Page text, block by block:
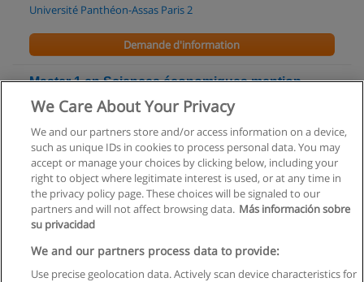
Université Panthéon-Assas Paris 2
Demande d'information
Master 1 en Sciences économiques mention
Economie managériale et industrielle
Demande d'information
Règles d'utilisation
Confidentialité des données
We Care About Your Privacy
We and our partners store and/or access information on a device,
such as unique IDs in cookies to process personal data. You may
accept or manage your choices by clicking below, including your
right to object where legitimate interest is used, or at any time in
the privacy policy page. These choices will be signaled to our
partners and will not affect browsing data. Más información sobre
su privacidad
We and our partners process data to provide:
Use precise geolocation data. Actively scan device characteristics for